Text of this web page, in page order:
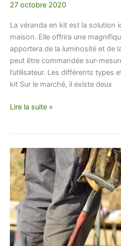
27 octobre 2020
La véranda en kit est la solution
maison. Elle offrira une
apportera de la luminosité et de
peut être commandée sur-
l’utilisateur. Les différents types
kit Sur le marché, il existe deux
Lire la suite »
Entreprise
de
bâtiment
Loire
Atlantique
(44)